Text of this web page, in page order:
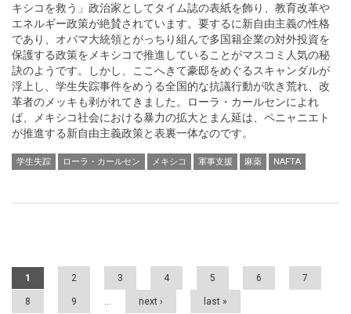
キシコを救う」政治家としてタイム誌の表紙を飾り、教育改革や
エネルギー政策が絶賛されています。要するに新自由主義の性格
であり、オバマ大統領とがっちり組んで多国籍企業の対外投資を
保護する政策をメキシコで推進していることがマスコミ人気の秘
訣のようです。しかし、ここへきて豪邸をめぐるスキャンダルが
浮上し、学生失踪事件をめうる全国的な抗議行動が吹き荒れ、改
革者のメッキも剥がれてきました。ローラ・カールセンによれ
ば、メキシコ社会における暴力の拡大とまん延は、ペニャニエト
が推進する新自由主義政策と表裏一体なのです。
学生失踪 ローラ・カールセン メキシコ 軍事支援 麻薬 NAFTA
Pages
1 2 3 4 5 6 7
8 9 … next › last »